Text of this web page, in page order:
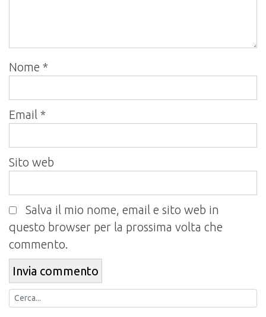
Nome *
Email *
Sito web
Salva il mio nome, email e sito web in
questo browser per la prossima volta che
commento.